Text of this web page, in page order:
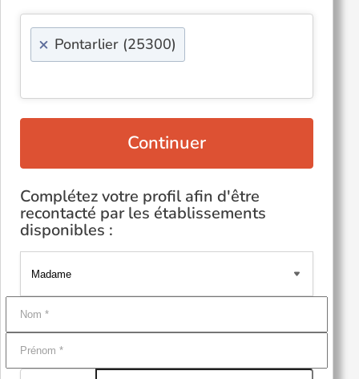
× Pontarlier (25300)
Continuer
Complétez votre profil afin d'être
recontacté par les établissements
disponibles :